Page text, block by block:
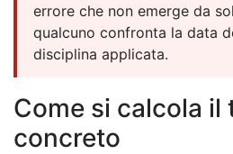
errore che non emerge da
qualcuno confronta la data
disciplina applicata.
Come si calcola il
concreto